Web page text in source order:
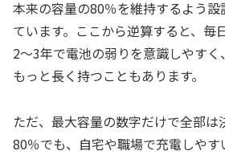
本来の容量の80％を維持するよう
ています。ここから逆算すると、毎
2〜3年で電池の弱りを意識しやす
もっと長く持つこともあります。
ただ、最大容量の数字だけで全部は
80％でも、自宅や職場で充電しやす